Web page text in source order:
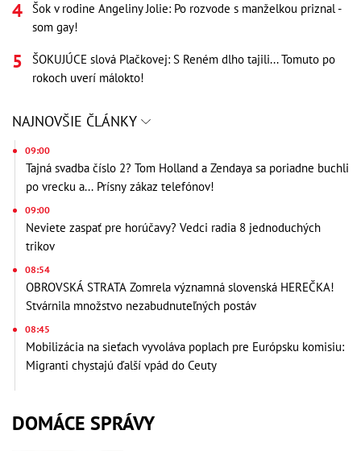
Šok v rodine Angeliny Jolie: Po rozvode s manželkou priznal -
som gay!
ŠOKUJÚCE slová Plačkovej: S Reném dlho tajili... Tomuto po
rokoch uverí málokto!
NAJNOVŠIE ČLÁNKY
09:00
Tajná svadba číslo 2? Tom Holland a Zendaya sa poriadne buchli
po vrecku a... Prísny zákaz telefónov!
09:00
Neviete zaspať pre horúčavy? Vedci radia 8 jednoduchých
trikov
08:54
OBROVSKÁ STRATA Zomrela významná slovenská HEREČKA!
Stvárnila množstvo nezabudnuteľných postáv
08:45
Mobilizácia na sieťach vyvoláva poplach pre Európsku komisiu:
Migranti chystajú ďalší vpád do Ceuty
DOMÁCE SPRÁVY